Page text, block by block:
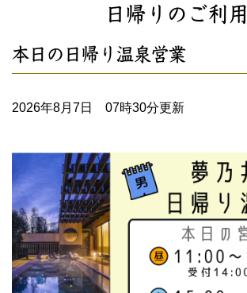
日帰りのご利用
本日の日帰り温泉営業
2026年8月7日 07時30分更新